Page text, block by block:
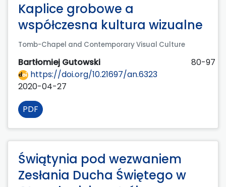
Kaplice grobowe a
współczesna kultura wizualne
Tomb-Chapel and Contemporary Visual Culture
Bartłomiej Gutowski
80-97
https://doi.org/10.21697/an.6323
2020-04-27
PDF
Świątynia pod wezwaniem
Zesłania Ducha Świętego w